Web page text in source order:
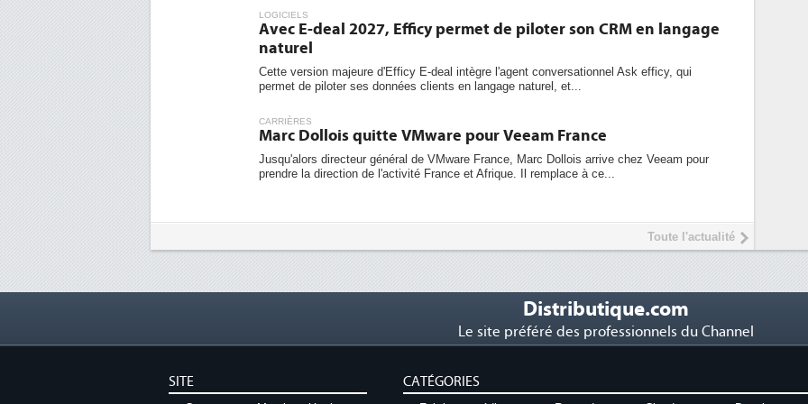
LOGICIELS
Avec E-deal 2027, Efficy permet de piloter son CRM en langage
naturel
Cette version majeure d'Efficy E-deal intègre l'agent conversationnel Ask efficy, qui
permet de piloter ses données clients en langage naturel, et...
CARRIÈRES
Marc Dollois quitte VMware pour Veeam France
Jusqu'alors directeur général de VMware France, Marc Dollois arrive chez Veeam pour
prendre la direction de l'activité France et Afrique. Il remplace à ce...
Toute l'actualité
Distributique.com
Le site préféré des professionnels du Channel
SITE CATÉGORIES